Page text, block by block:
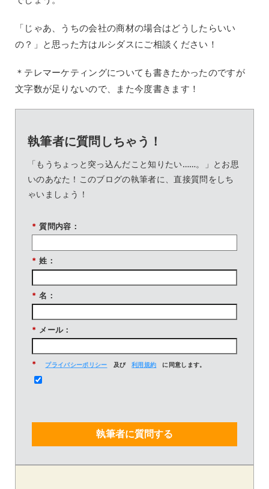
「じゃあ、うちの会社の商材の場合はどうしたらいい
の？」と思った方はルシダスにご相談ください！
＊テレマーケティングについても書きたかったのですが
文字数が足りないので、また今度書きます！
執筆者に質問しちゃう！
「もうちょっと突っ込んだこと知りたい……。」とお思
いのあなた！このブログの執筆者に、直接質問をしち
ゃいましょう！
* 質問内容：
* 姓：
* 名：
* メール：
* プライバシーポリシー 及び 利用規約 に同意します。
執筆者に質問する